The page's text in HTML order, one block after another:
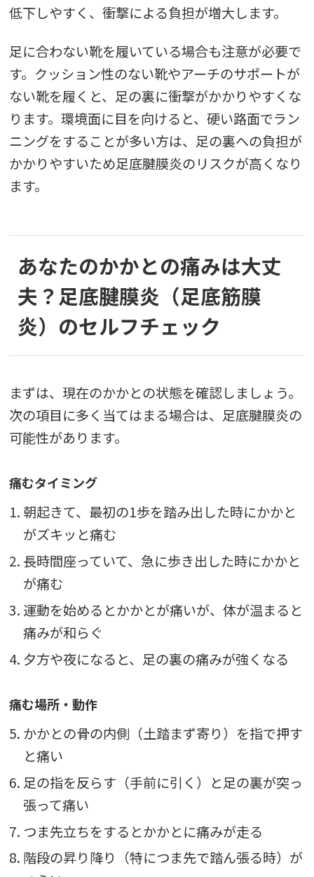
低下しやすく、衝撃による負担が増大します。
足に合わない靴を履いている場合も注意が必要で
す。クッション性のない靴やアーチのサポートが
ない靴を履くと、足の裏に衝撃がかかりやすくな
ります。環境面に目を向けると、硬い路面でラン
ニングをすることが多い方は、足の裏への負担が
かかりやすいため足底腱膜炎のリスクが高くなり
ます。
あなたのかかとの痛みは大丈
夫？足底腱膜炎（足底筋膜
炎）のセルフチェック
まずは、現在のかかとの状態を確認しましょう。
次の項目に多く当てはまる場合は、足底腱膜炎の
可能性があります。
痛むタイミング
1. 朝起きて、最初の1歩を踏み出した時にかかと
がズキッと痛む
2. 長時間座っていて、急に歩き出した時にかかと
が痛む
3. 運動を始めるとかかとが痛いが、体が温まると
痛みが和らぐ
4. 夕方や夜になると、足の裏の痛みが強くなる
痛む場所・動作
5. かかとの骨の内側（土踏まず寄り）を指で押す
と痛い
6. 足の指を反らす（手前に引く）と足の裏が突っ
張って痛い
7. つま先立ちをするとかかとに痛みが走る
8. 階段の昇り降り（特につま先で踏ん張る時）が